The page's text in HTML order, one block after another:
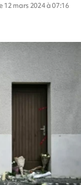
12 mars 2024 à 07:16